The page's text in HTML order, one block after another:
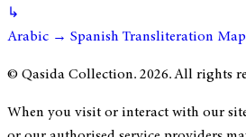
↳
Arabic → Spanish Transliteration
© Qasida Collection.2026. All rights
When you visit or interact with our